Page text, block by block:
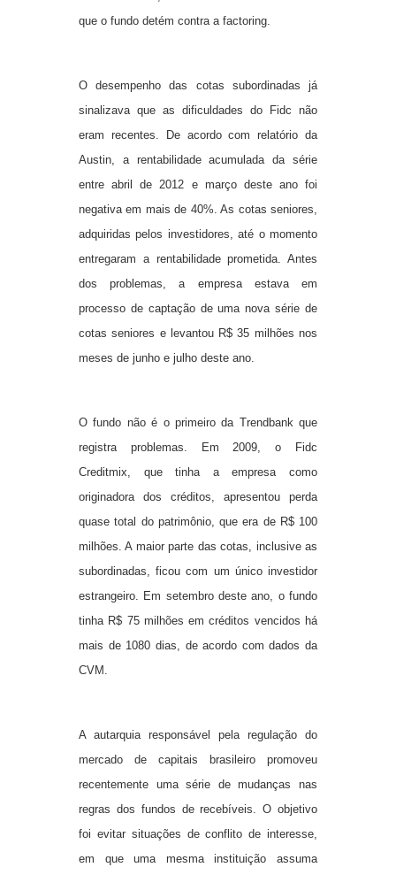
que o fundo detém contra a factoring.
O desempenho das cotas subordinadas já
sinalizava que as dificuldades do Fidc não
eram recentes. De acordo com relatório da
Austin, a rentabilidade acumulada da série
entre abril de 2012 e março deste ano foi
negativa em mais de 40%. As cotas seniores,
adquiridas pelos investidores, até o momento
entregaram a rentabilidade prometida. Antes
dos problemas, a empresa estava em
processo de captação de uma nova série de
cotas seniores e levantou R$ 35 milhões nos
meses de junho e julho deste ano.
O fundo não é o primeiro da Trendbank que
registra problemas. Em 2009, o Fidc
Creditmix, que tinha a empresa como
originadora dos créditos, apresentou perda
quase total do patrimônio, que era de R$ 100
milhões. A maior parte das cotas, inclusive as
subordinadas, ficou com um único investidor
estrangeiro. Em setembro deste ano, o fundo
tinha R$ 75 milhões em créditos vencidos há
mais de 1080 dias, de acordo com dados da
CVM.
A autarquia responsável pela regulação do
mercado de capitais brasileiro promoveu
recentemente uma série de mudanças nas
regras dos fundos de recebíveis. O objetivo
foi evitar situações de conflito de interesse,
em que uma mesma instituição assuma